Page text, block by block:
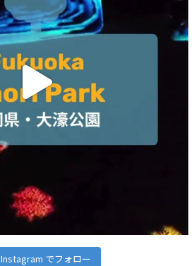
Instagram でフォロー